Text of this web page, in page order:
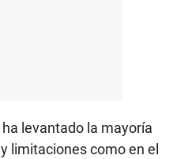
levantado la mayoría
limitaciones como en el